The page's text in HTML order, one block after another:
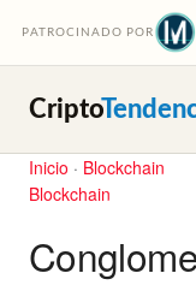
PATROCINADO POR
Cripto
Inicio · Blockchain
Blockchain